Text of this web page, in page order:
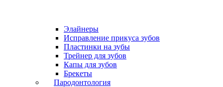
Элайнеры
Исправление прикуса зубов
Пластинки на зубы
Трейнер для зубов
Капы для зубов
Брекеты
Пародонтология